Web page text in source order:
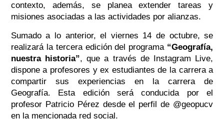
contexto, además, se planea extender tareas y
misiones asociadas a las actividades por alianzas.
Sumado a lo anterior, el viernes 14 de octubre, se
realizará la tercera edición del programa “Geografía,
nuestra historia”, que a través de Instagram Live,
dispone a profesores y ex estudiantes de la carrera a
compartir sus experiencias en la carrera de
Geografía. Esta edición será conducida por el
profesor Patricio Pérez desde el perfil de @geopucv
en la mencionada red social.